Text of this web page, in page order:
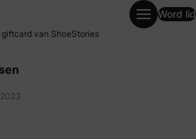
ShoeStories
Word lid
van ShoeStories